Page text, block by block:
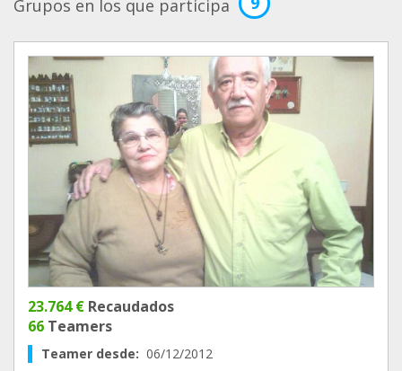
Grupos en los que participa
23.764 € Recaudados
66 Teamers
Teamer desde: 06/12/2012